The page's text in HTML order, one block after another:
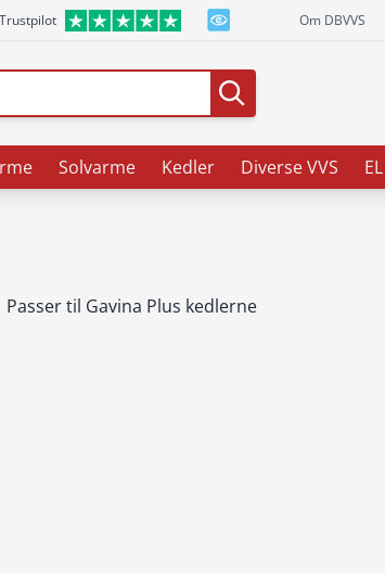
Trustpilot Om DBVVS
Solvarme Kedler Diverse VVS EL
Passer til Gavina Plus kedlerne